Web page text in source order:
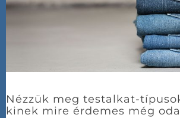
Nézzük meg testalkat-
kinek mire érdemes még